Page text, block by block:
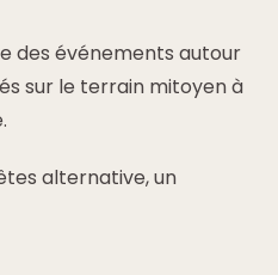
des événements autour
sur le terrain mitoyen à
alternative, un